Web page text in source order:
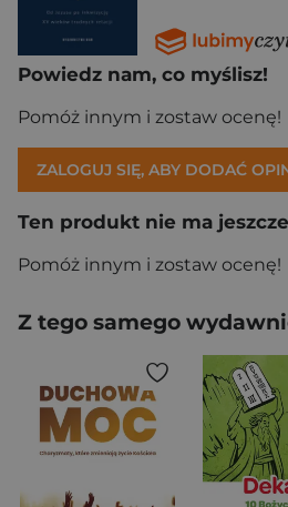
Powiedz nam, co myślisz!
Pomóż innym i zostaw ocenę!
ZALOGUJ SIĘ, ABY DODAĆ
Ten produkt nie ma
Pomóż innym i zostaw ocenę!
Z tego samego